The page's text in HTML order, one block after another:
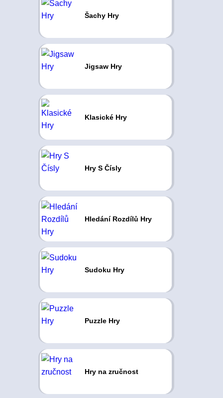
Šachy Hry
Jigsaw Hry
Klasické Hry
Hry S Čísly
Hledání Rozdílů Hry
Sudoku Hry
Puzzle Hry
Hry na zručnost